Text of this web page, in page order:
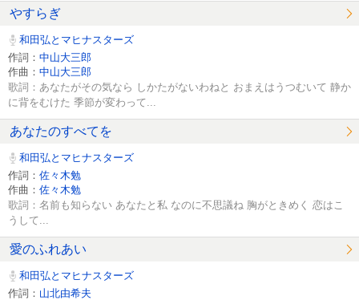
やすらぎ
和田弘とマヒナスターズ
作詞： 中山大三郎
作曲： 中山大三郎
歌詞：あなたがその気なら しかたがないわねと おまえはうつむいて 静か
に背をむけた 季節が変わって...
あなたのすべてを
和田弘とマヒナスターズ
作詞： 佐々木勉
作曲： 佐々木勉
歌詞：名前も知らない あなたと私 なのに不思議ね 胸がときめく 恋はこ
うして...
愛のふれあい
和田弘とマヒナスターズ
作詞： 山北由希夫